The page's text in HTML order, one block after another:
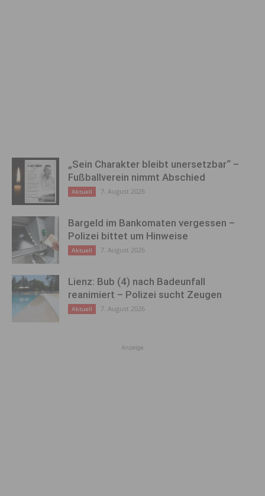
„Sein Charakter bleibt unersetzbar“ –
Fußballverein nimmt Abschied
Aktuell 7. August 2026
Bargeld im Bankomaten vergessen –
Polizei bittet um Hinweise
Aktuell 7. August 2026
Lienz: Bub (4) nach Badeunfall
reanimiert – Polizei sucht Zeugen
Aktuell 7. August 2026
Anzeige